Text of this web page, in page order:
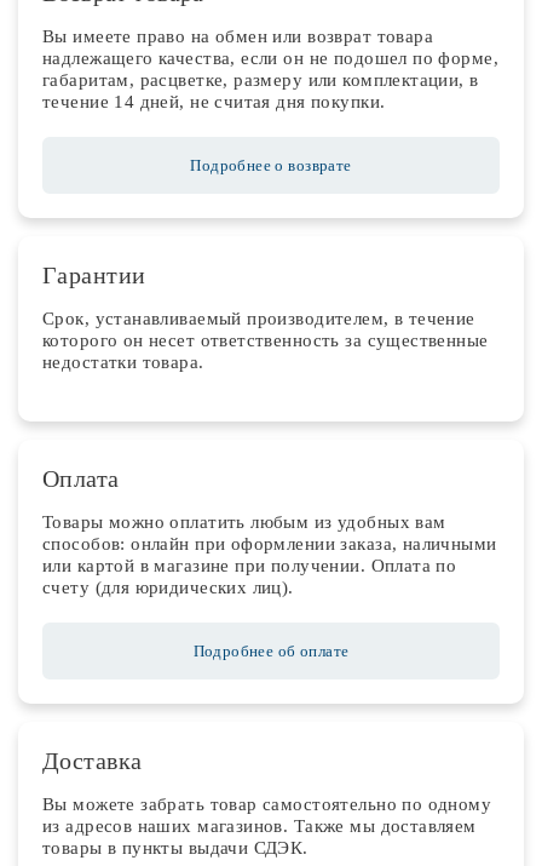
Вы имеете право на обмен или возврат товара
надлежащего качества, если он не подошел по форме,
габаритам, расцветке, размеру или комплектации, в
течение 14 дней, не считая дня покупки.
Подробнее о возврате
Гарантии
Срок, устанавливаемый производителем, в течение
которого он несет ответственность за существенные
недостатки товара.
Оплата
Товары можно оплатить любым из удобных вам
способов: онлайн при оформлении заказа, наличными
или картой в магазине при получении. Оплата по
счету (для юридических лиц).
Подробнее об оплате
Доставка
Вы можете забрать товар самостоятельно по одному
из адресов наших магазинов. Также мы доставляем
товары в пункты выдачи СДЭК.